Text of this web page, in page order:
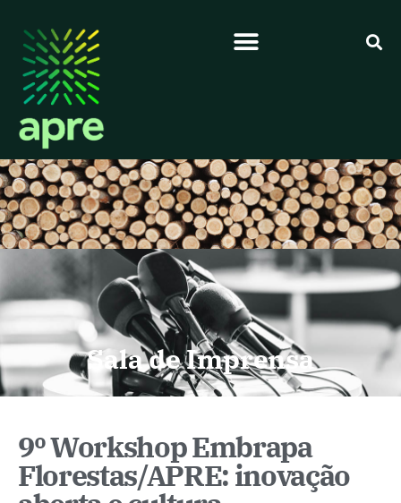
Sala de Imprensa
9º Workshop Embrapa
Florestas/APRE: inovação